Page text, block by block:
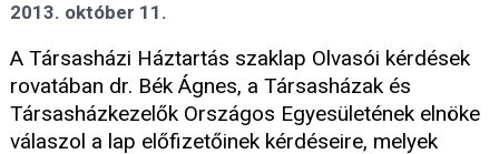
2013. október 11.
A Társasházi Háztartás szaklap Olvasói kérdések
rovatában dr. Bék Ágnes, a Társasházak és
Társasházkezelők Országos Egyesületének elnöke
válaszol a lap előfizetőinek kérdéseire, melyek